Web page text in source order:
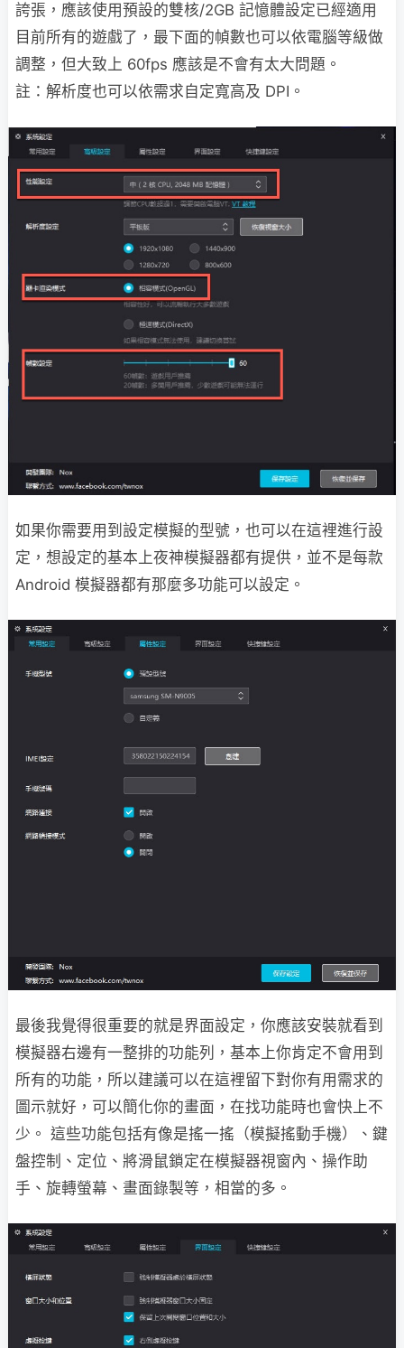
誇張，應該使用預設的雙核/2GB 記憶體設定已經適用
目前所有的遊戲了，最下面的幀數也可以依電腦等級做
調整，但大致上 60fps 應該是不會有太大問題。
註：解析度也可以依需求自定寬高及 DPI。
如果你需要用到設定模擬的型號，也可以在這裡進行設
定，想設定的基本上夜神模擬器都有提供，並不是每款
Android 模擬器都有那麼多功能可以設定。
最後我覺得很重要的就是界面設定，你應該安裝就看到
模擬器右邊有一整排的功能列，基本上你肯定不會用到
所有的功能，所以建議可以在這裡留下對你有用需求的
圖示就好，可以簡化你的畫面，在找功能時也會快上不
少。 這些功能包括有像是搖一搖（模擬搖動手機）、鍵
盤控制、定位、將滑鼠鎖定在模擬器視窗內、操作助
手、旋轉螢幕、畫面錄製等，相當的多。